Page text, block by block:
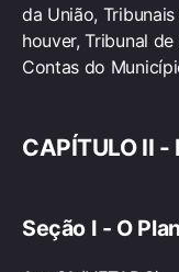
da União,
houver, Tribunal
Contas do
CAPÍTULO II -
Seção I - O